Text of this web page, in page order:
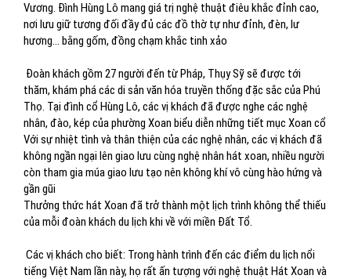
Vương. Đình Hùng Lô mang giá trị nghệ thuật điêu khắc đỉnh cao,
nơi lưu giữ tương đối đầy đủ các đồ thờ tự như đỉnh, đèn, lư
hương... bằng gốm, đồng chạm khắc tinh xảo
Đoàn khách gồm 27 người đến từ Pháp, Thụy Sỹ sẽ được tới
thăm, khám phá các di sản văn hóa truyền thống đặc sắc của Phú
Thọ. Tại đình cổ Hùng Lô, các vị khách đã được nghe các nghệ
nhân, đào, kép của phường Xoan biểu diễn những tiết mục Xoan cổ
Với sự nhiệt tình và thân thiện của các nghệ nhân, các vị khách đã
không ngần ngại lên giao lưu cùng nghệ nhân hát xoan, nhiều người
còn tham gia múa giao lưu tạo nên không khí vô cùng hào hứng và
gần gũi
Thưởng thức hát Xoan đã trở thành một lịch trình không thể thiếu
của mỗi đoàn khách du lịch khi về với miền Đất Tổ.
Các vị khách cho biết: Trong hành trình đến các điểm du lịch nổi
tiếng Việt Nam lần này, họ rất ấn tượng với nghệ thuật Hát Xoan và